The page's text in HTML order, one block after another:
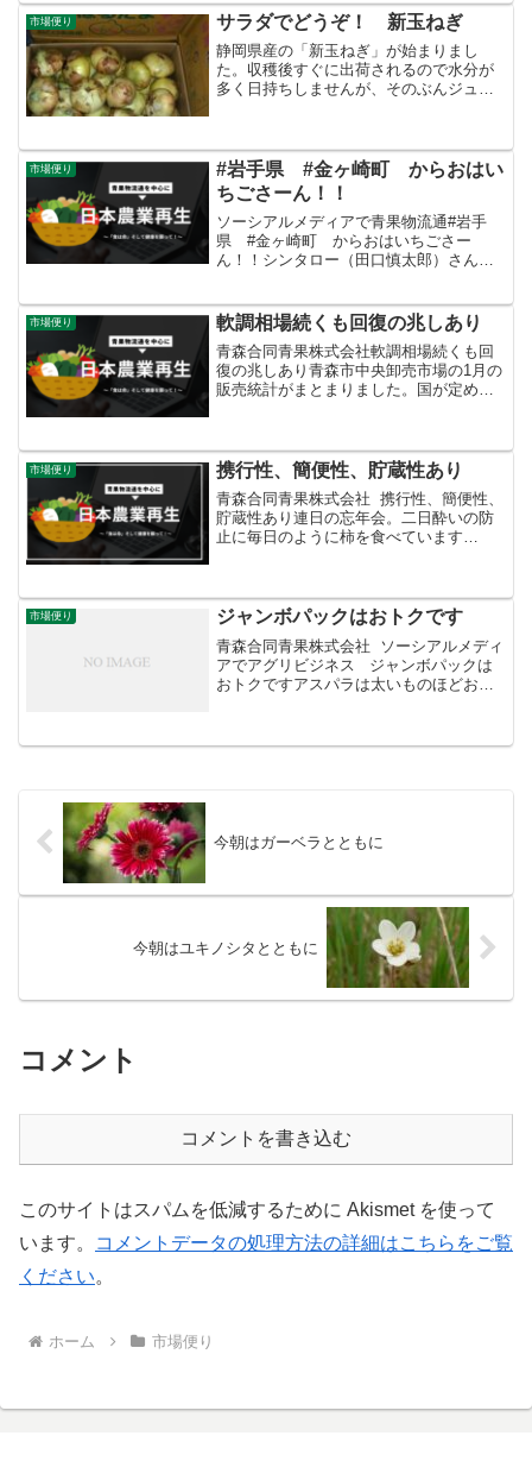
まりましたよ〜♬アクが少ないので...
市場便り サラダでどうぞ！ 新玉ねぎ
静岡県産の「新玉ねぎ」が始まりまし
た。収穫後すぐに出荷されるので水分が
多く日持ちしませんが、そのぶんジュー
市場便り
#岩手県 #金ヶ崎町 からおはい
ちごさーん！！
ソーシアルメディアで青果物流通#岩手
県 #金ヶ崎町 からおはいちごさー
ん！！シンタロー（田口慎太郎）さんか
賀県産の新種の「いちご」です〜♬昨秋
から市場に出始めていて、...
市場便り 軟調相場続くも回復の兆しあり
青森合同青果株式会社軟調相場続くも回
復の兆しあり青森市中央卸売市場の1月の
販売統計がまとまりました。国が定める
に。相場の低迷も底を打った感がありま
す。秋冬野菜の主...
市場便り 携行性、簡便性、貯蔵性あり
青森合同青果株式会社 携行性、簡便性、
貯蔵性あり連日の忘年会。二日酔いの防
止に毎日のように柿を食べています
「アンポ柿」。ゼリーのようなとろりと
した食感でまさに和製スイー...
市場便り ジャンボパックはおトクです
青森合同青果株式会社 ソーシアルメディ
アでアグリビジネス ジャンボパックは
おトクですアスパラは太いものほどおい
今朝はガーベラとともに
今朝はユキノシタとともに
コメント
コメントを書き込む
このサイトはスパムを低減するために Akismet を使って
います。
コメントデータの処理方法の詳細はこちらをご覧
ください。
ホーム 市場便り